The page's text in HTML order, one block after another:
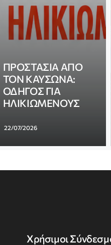
ΠΡΟΣΤΑΣΙΑ ΑΠΟ
ΤΟΝ ΚΑΥΣΩΝΑ:
ΟΔΗΓΟΣ ΓΙΑ
ΗΛΙΚΙΩΜΕΝΟΥΣ
22/07/2026
Χρήσιμοι